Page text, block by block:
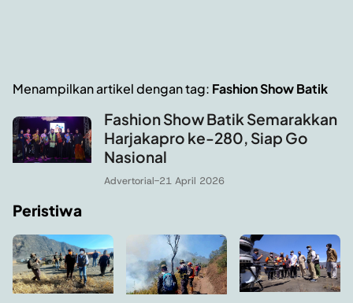
Menampilkan artikel dengan tag: Fashion Show Batik
Fashion Show Batik Semarakkan
Harjakapro ke-280, Siap Go
Nasional
Advertorial-21 April 2026
Peristiwa